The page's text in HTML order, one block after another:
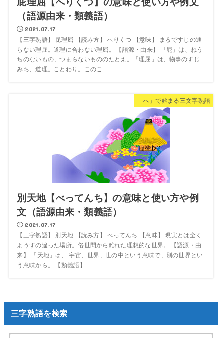
屁理屈【へりくつ】の意味と使い方や例文
（語源由来・類義語）
2021.07.17
【三字熟語】 屁理屈 【読み方】 へりくつ 【意味】 まるですじの通
らない理屈。道理に合わない理屈。 【語源・由来】 「屁」は、ねう
ちのないもの、つまらないもののたとえ。「理屈」は、物事のすじ
みち、道理。ことわり。このこ...
「へ」で始まる三文字熟語
別天地【べってんち】の意味と使い方や例
文（語源由来・類義語）
2021.07.17
【三字熟語】 別天地 【読み方】 べってんち 【意味】 現実とは全く
ようすの違った場所。俗世間から離れた理想的な世界。 【語源・由
来】 「天地」は、 宇宙、世界、世の中という意味で、別の世界とい
う意味から。 【類義語】 ...
三字熟語を検索